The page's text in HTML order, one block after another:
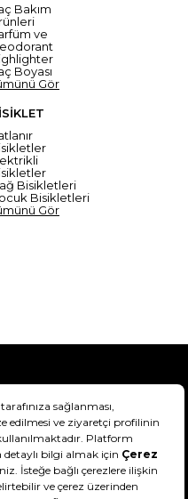
Bakım
ve
Boyası
Gör
Bisikletleri
Bisikletleri
Gör
Bilgisi
& Koşullar